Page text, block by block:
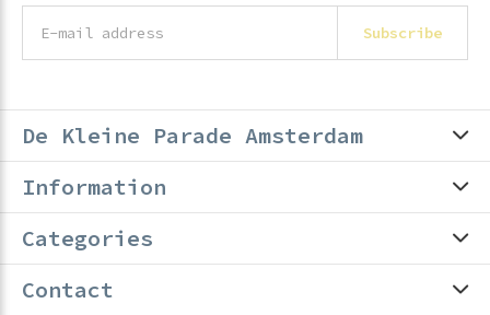
Subscribe
De Kleine Parade Amsterdam
Information
Categories
Contact